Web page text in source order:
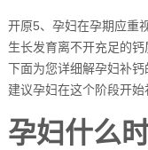
开原5、孕妇在孕期应重
生长发育离不开充足的
下面为您详细解孕妇补
建议孕妇在这个阶段开始
孕妇什么